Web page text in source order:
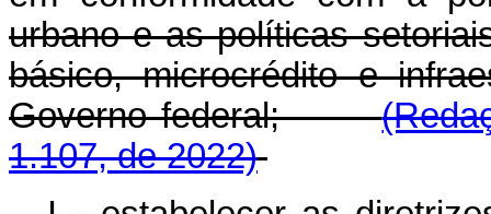
urbano e as políticas
básico, microcrédito e
Governo federal;
1.107, de 2022)